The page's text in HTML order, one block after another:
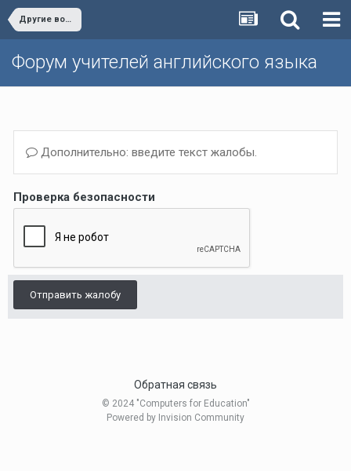
Другие вопросы (Темы, не вошедшие в другие разделы)/Other issues
Форум учителей английского языка
Дополнительно: введите текст жалобы.
Проверка безопасности
Отправить жалобу
Обратная связь
© 2024 "Computers for Education"
Powered by Invision Community